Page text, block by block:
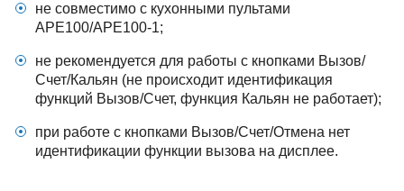
не совместимо с кухонными пультами
APE100/APE100-1;
не рекомендуется для работы с кнопками Вызов/
Счет/Кальян (не происходит идентификация
функций Вызов/Счет, функция Кальян не работает);
при работе с кнопками Вызов/Счет/Отмена нет
идентификации функции вызова на дисплее.